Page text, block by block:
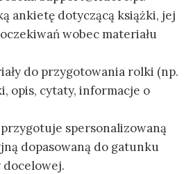
ankietę dotyczącą książki, jej
wobec materiału
do przygotowania rolki (np.
opis, cytaty, informacje o
przygotuje spersonalizowaną
dopasowaną do gatunku